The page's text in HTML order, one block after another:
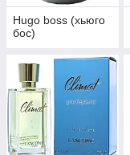
Hugo boss (хьюго
бос)